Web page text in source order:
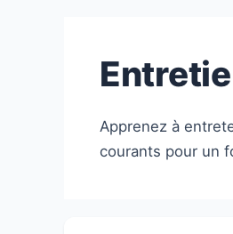
Apprenez à
courants pour un